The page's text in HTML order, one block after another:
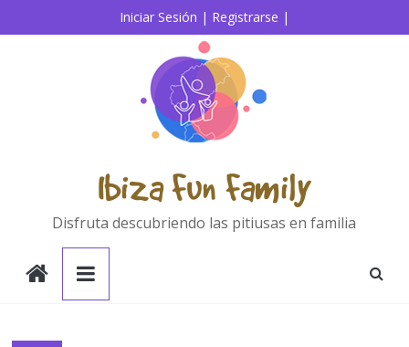
al
Iniciar Sesión | Registrarse |
Ibiza Fun Family
Disfruta descubriendo las pitiusas en familia